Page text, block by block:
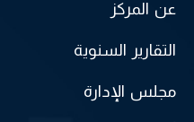
عن المركز
التقارير السنوية
مجلس الإدارة